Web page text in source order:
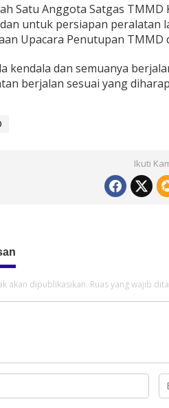
Satu Anggota Satgas
untuk persiapan peralatan
Upacara Penutupan TMMD
kendala dan semuanya
berjalan sesuai yang
Ikuti
akan dipublikasikan. Ruas yang wajib